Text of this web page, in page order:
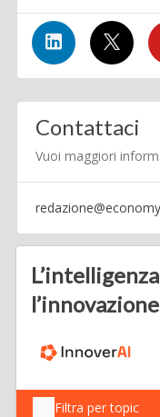
Contattaci
Vuoi maggiori
l’innovazione
Filtra per topic